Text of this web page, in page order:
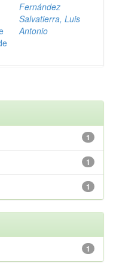
Fernández
Salvatierra, Luis
Antonio
1
1
1
1